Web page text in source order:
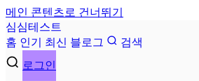
메인 콘텐츠로 건너뛰기
심심테 스 트
홈 인기 최신 블로그
검색
로그인